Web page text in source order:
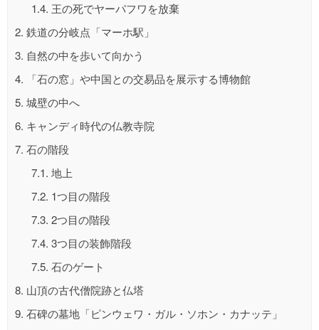
1.4. 王の死でヤーパフワを放棄
2. 鉄道の分岐点「マーホ駅」
3. 自然の中を歩いて向かう
4. 「石の窓」や中国との交易品を展示する博物館
5. 城壁の中へ
6. キャンディ時代の仏教寺院
7. 石の階段
7.1. 地上
7.2. 1つ目の階段
7.3. 2つ目の階段
7.4. 3つ目の装飾階段
7.5. 石のゲート
8. 山頂の古代僧院跡と仏塔
9. 石碑の墓地「ピンウェワ・ガル・ソホン・カナッテ」